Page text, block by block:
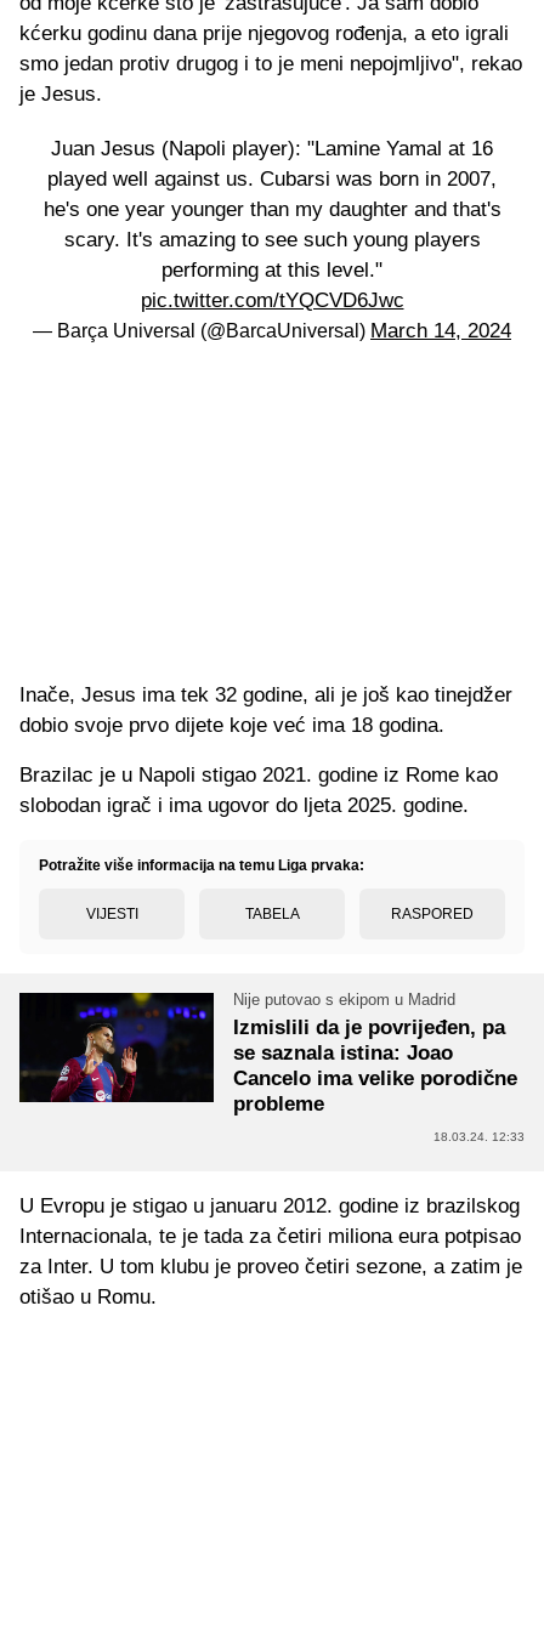
kćerku godinu dana prije njegovog rođenja, a eto igrali
smo jedan protiv drugog i to je meni nepojmljivo", rekao
je Jesus.
Juan Jesus (Napoli player): "Lamine Yamal at 16
played well against us. Cubarsi was born in 2007,
he's one year younger than my daughter and that's
scary. It's amazing to see such young players
performing at this level."
pic.twitter.com/tYQCVD6Jwc
— Barça Universal (@BarcaUniversal) March 14, 2024
Inače, Jesus ima tek 32 godine, ali je još kao tinejdžer
dobio svoje prvo dijete koje već ima 18 godina.
Brazilac je u Napoli stigao 2021. godine iz Rome kao
slobodan igrač i ima ugovor do ljeta 2025. godine.
Potražite više informacija na temu Liga prvaka:
VIJESTI TABELA RASPORED
Nije putovao s ekipom u Madrid
Izmislili da je povrijeđen, pa
se saznala istina: Joao
Cancelo ima velike porodične
probleme
18.03.24. 12:33
U Evropu je stigao u januaru 2012. godine iz brazilskog
Internacionala, te je tada za četiri miliona eura potpisao
za Inter. U tom klubu je proveo četiri sezone, a zatim je
otišao u Romu.